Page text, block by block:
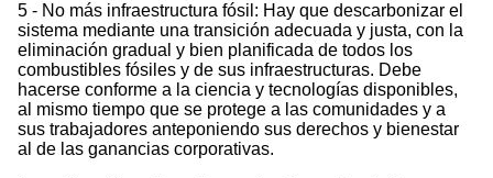
5 - No más infraestructura fósil: Hay que descarbonizar el
sistema mediante una transición adecuada y justa, con la
eliminación gradual y bien planificada de todos los
combustibles fósiles y de sus infraestructuras. Debe
hacerse conforme a la ciencia y tecnologías disponibles,
al mismo tiempo que se protege a las comunidades y a
sus trabajadores anteponiendo sus derechos y bienestar
al de las ganancias corporativas.